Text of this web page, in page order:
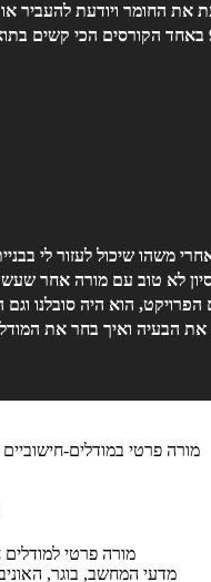
את החומר ויודעת להעביר
משהו שיכול לעזור לי
לא טוב עם מורה אחר
הוא היה סובלנו וגם
מורה פרטי למודלים
מדעי המחשב, בוגר,